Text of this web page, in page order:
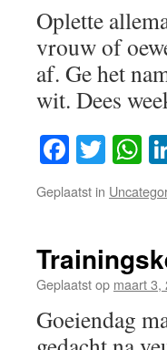
Oplette
vrouw of
af. Ge het
wit. Dees
Geplaatst in
Geplaatst op maart 3,
Goeiendag